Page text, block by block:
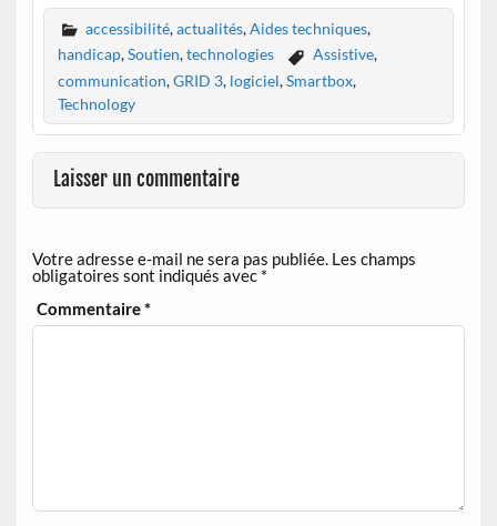
accessibilité,actualités,Aides techniques,
handicap,Soutien,technologies Assistive,
communication,GRID 3, logiciel,Smartbox,
Technology
Laisser un commentaire
Votre adresse e-mail ne sera pas publiée. Les champs
obligatoires sont indiqués avec *
Commentaire*